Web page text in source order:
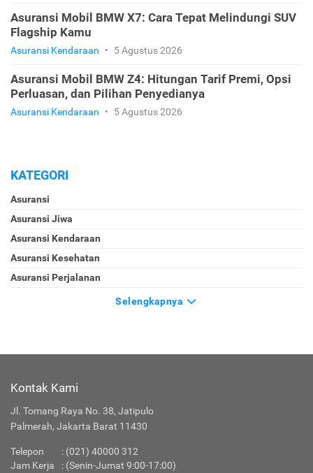
Asuransi Mobil BMW X7: Cara Tepat Melindungi SUV
Flagship Kamu
Asuransi Kendaraan • 5 Agustus 2026
Asuransi Mobil BMW Z4: Hitungan Tarif Premi, Opsi
Perluasan, dan Pilihan Penyedianya
Asuransi Kendaraan • 5 Agustus 2026
KATEGORI
Asuransi
Asuransi Jiwa
Asuransi Kendaraan
Asuransi Kesehatan
Asuransi Perjalanan
Selengkapnya
Kontak Kami
Jl. Tomang Raya No. 38, Jatipulo
Palmerah, Jakarta Barat 11430
Telepon : (021) 40000 312
Jam Kerja
: (Senin-Jumat 9:00-17:00)